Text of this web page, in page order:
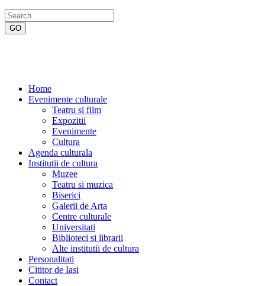
Home
Evenimente culturale
Teatru si film
Expozitii
Evenimente
Cultura
Agenda culturala
Institutii de cultura
Muzee
Teatru si muzica
Biserici
Galerii de Arta
Centre culturale
Universitati
Biblioteci si librarii
Alte institutii de cultura
Personalitati
Cititor de Iasi
Contact